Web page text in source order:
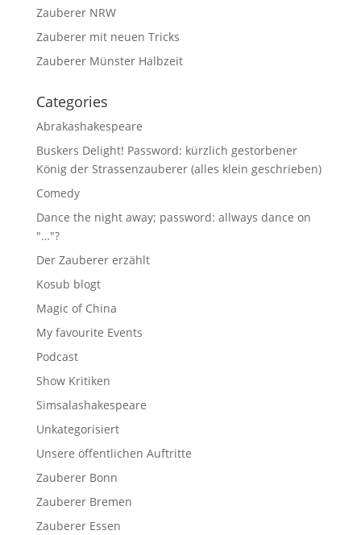
Zauberer NRW
Zauberer mit neuen Tricks
Zauberer Münster Halbzeit
Categories
Abrakashakespeare
Buskers Delight! Password: kürzlich gestorbener
König der Strassenzauberer (alles klein geschrieben)
Comedy
Dance the night away; password: allways dance on
"…"?
Der Zauberer erzählt
Kosub blogt
Magic of China
My favourite Events
Podcast
Show Kritiken
Simsalashakespeare
Unkategorisiert
Unsere öffentlichen Auftritte
Zauberer Bonn
Zauberer Bremen
Zauberer Essen